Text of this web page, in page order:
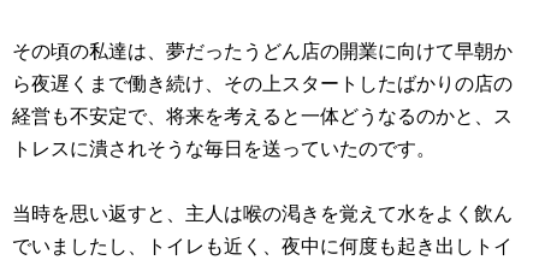
その頃の私達は、夢だったうどん店の開業に向けて早朝か
ら夜遅くまで働き続け、その上スタートしたばかりの店の
経営も不安定で、将来を考えると一体どうなるのかと、ス
トレスに潰されそうな毎日を送っていたのです。
当時を思い返すと、主人は喉の渇きを覚えて水をよく飲ん
でいましたし、トイレも近く、夜中に何度も起き出しトイ